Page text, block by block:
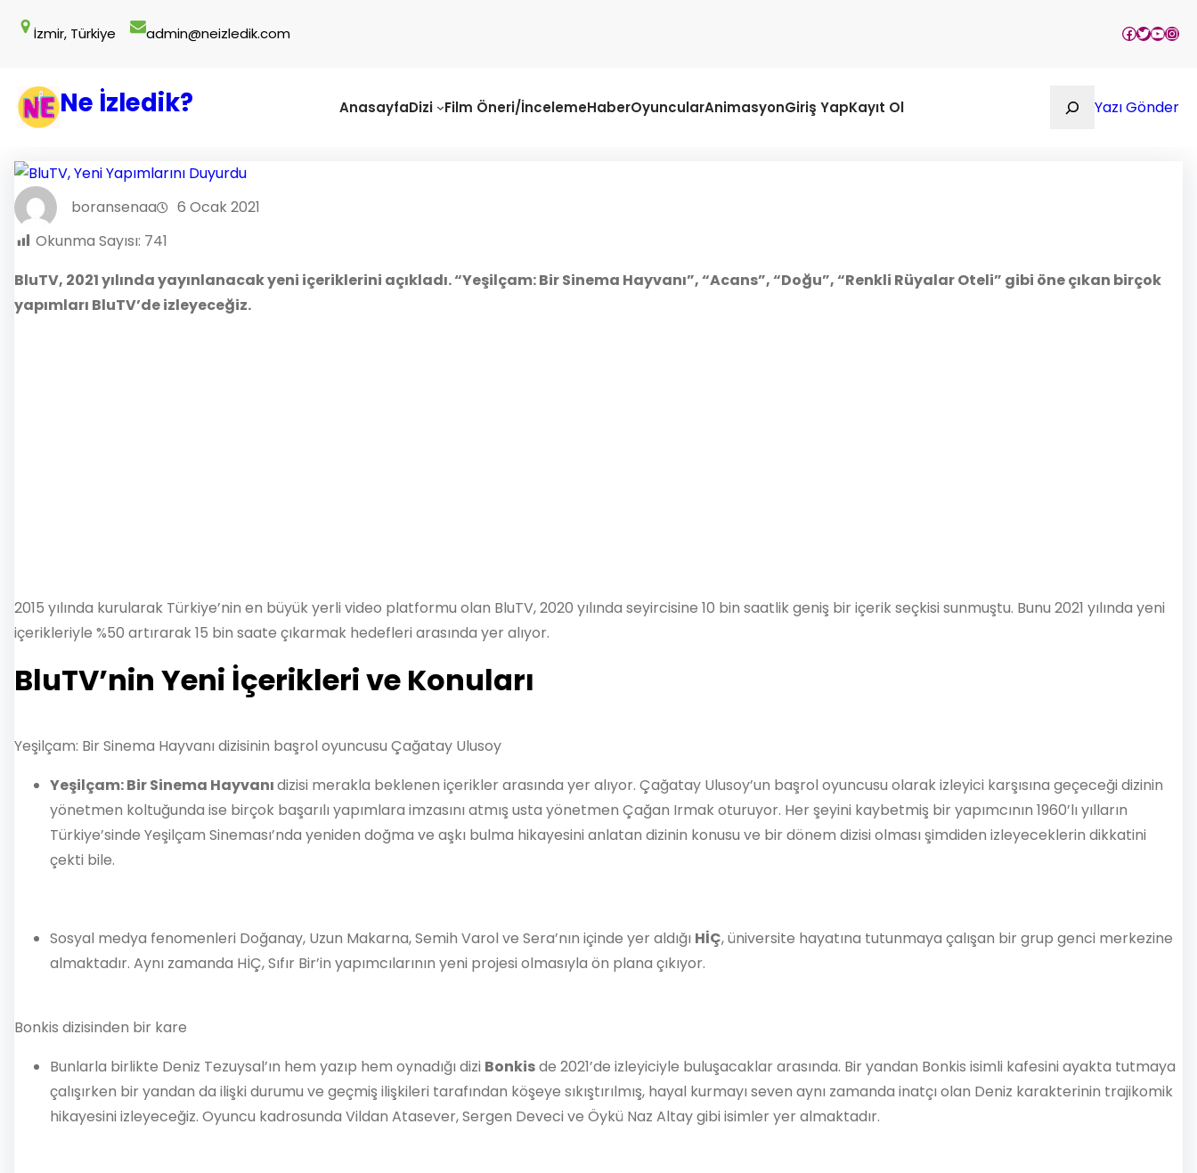
geç İzmir, Türkiye admin@neizledik.com Facebook
Twitter
Ne İzledik? AnasayfaDizi Film Öneri/İncelemeHaberOyuncularAnimasyonGiriş YapKayıt Ol Ara Yazı Gönder
boransenaa
6 Ocak 2021
Okunma Sayısı: 741
BluTV, 2021 yılında yayınlanacak yeni içeriklerini açıkladı. “Yeşilçam: Bir Sinema Hayvanı”, “Acans”, “Doğu”, “Renkli Rüyalar Oteli” gibi öne çıkan birçok
yapımları BluTV’de izleyeceğiz.
2015 yılında kurularak Türkiye’nin en büyük yerli video platformu olan BluTV, 2020 yılında seyircisine 10 bin saatlik geniş bir içerik seçkisi sunmuştu. Bunu 2021 yılında yeni
içerikleriyle %50 artırarak 15 bin saate çıkarmak hedefleri arasında yer alıyor.
BluTV’nin Yeni İçerikleri ve Konuları
Yeşilçam: Bir Sinema Hayvanı dizisinin başrol oyuncusu Çağatay Ulusoy
Yeşilçam: Bir Sinema Hayvanıdizisi merakla beklenen içerikler arasında yer alıyor. Çağatay Ulusoy’un başrol oyuncusu olarak izleyici karşısına geçeceği dizinin
yönetmen koltuğunda ise birçok başarılı yapımlara imzasını atmış usta yönetmen Çağan Irmak oturuyor. Her şeyini kaybetmiş bir yapımcının 1960’lı yılların
Türkiye’sinde Yeşilçam Sineması’nda yeniden doğma ve aşkı bulma hikayesini anlatan dizinin konusu ve bir dönem dizisi olması şimdiden izleyeceklerin dikkatini
çekti bile.
Sosyal medya fenomenleri Doğanay, Uzun Makarna, Semih Varol ve Sera’nın içinde yer aldığı HİÇ, üniversite hayatına tutunmaya çalışan bir grup genci merkezine
almaktadır. Aynı zamanda HİÇ, Sıfır Bir’in yapımcılarının yeni projesi olmasıyla ön plana çıkıyor.
Bonkis dizisinden bir kare
Bunlarla birlikte Deniz Tezuysal’ın hem yazıp hem oynadığı dizi Bonkisde 2021’de izleyiciyle buluşacaklar arasında. Bir yandan Bonkis isimli kafesini ayakta tutmaya
çalışırken bir yandan da ilişki durumu ve geçmiş ilişkileri tarafından köşeye sıkıştırılmış, hayal kurmayı seven aynı zamanda inatçı olan Deniz karakterinin trajikomik
hikayesini izleyeceğiz. Oyuncu kadrosunda Vildan Atasever, Sergen Deveci ve Öykü Naz Altay gibi isimler yer almaktadır.